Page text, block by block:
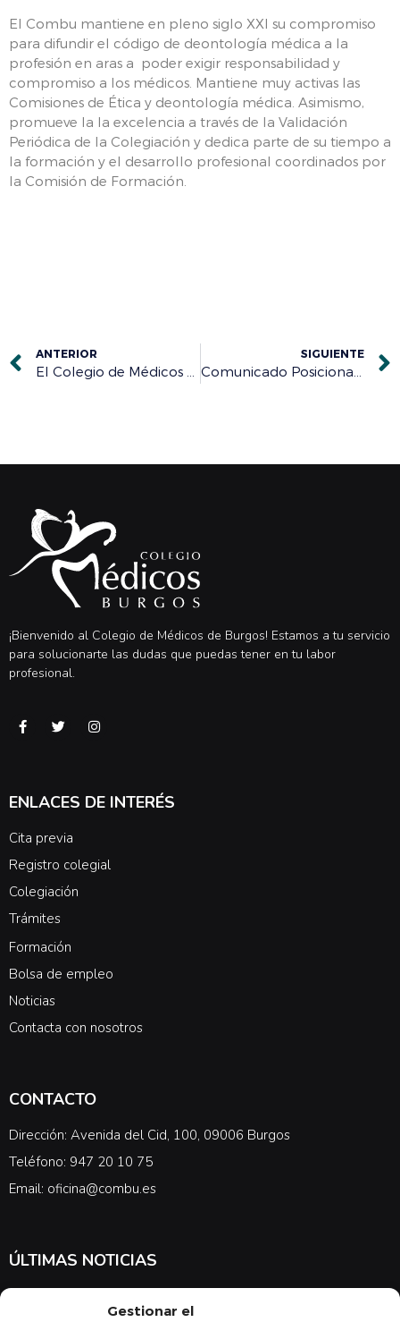
Gestionar el
El Combu mantiene en pleno siglo XXI su compromiso
para difundir el código de deontología médica a la
profesión en aras a poder exigir responsabilidad y
compromiso a los médicos. Mantiene muy activas las
Comisiones de Ética y deontología médica. Asimismo,
promueve la la excelencia a través de la Validación
Periódica de la Colegiación y dedica parte de su tiempo a
la formación y el desarrollo profesional coordinados por
la Comisión de Formación.
ANTERIOR SIGUIENTE
¡Bienvenido al Colegio de Médicos de Burgos! Estamos a tu servicio
para solucionarte las dudas que puedas tener en tu labor
profesional.
ENLACES DE INTERÉS
Cita previa
Registro colegial
Colegiación
Trámites
Formación
Bolsa de empleo
Noticias
Contacta con nosotros
CONTACTO
Dirección: Avenida del Cid, 100, 09006 Burgos
Teléfono: 947 20 10 75
Email: oficina@combu.es
ÚLTIMAS NOTICIAS
noticias en cuanto a medicina y el COMBU